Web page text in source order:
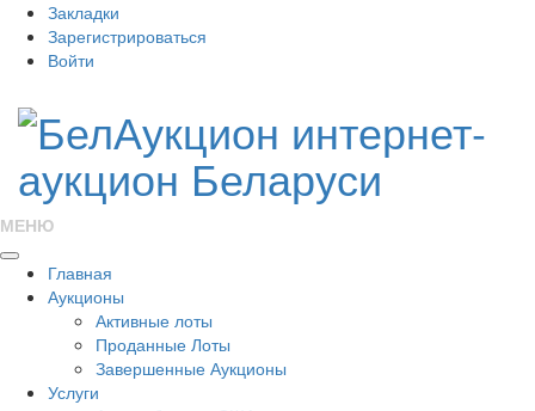
Закладки
Зарегистрироваться
Войти
МЕНЮ
Главная
Аукционы
Активные лоты
Проданные Лоты
Завершенные Аукционы
Услуги